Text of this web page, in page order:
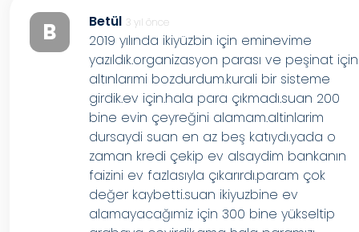
B Betül 3 yıl önce
2019 yılında ikiyüzbin için eminevime
yazıldık.organizasyon parası ve peşinat için
altınlarımi bozdurdum.kurali bir sisteme
girdik.ev için.hala para çıkmadı.suan 200
bine evin çeyreğini alamam.altinlarim
dursaydi suan en az beş katıydı.yada o
zaman kredi çekip ev alsaydim bankanın
faizini ev fazlasıyla çıkarırdı.param çok
değer kaybetti.suan ikiyuzbine ev
alamayacağımiz için 300 bine yükseltip